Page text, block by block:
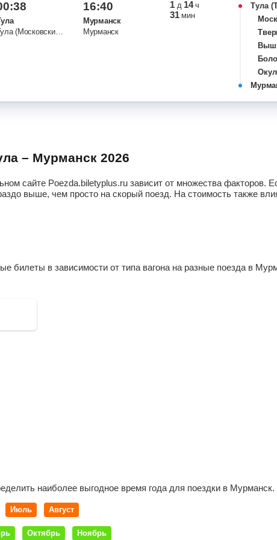
Тула (Московский вокзал)
16:40
Мурманск
Мурманск
1 д 14ч
31 мин
Тула
– Мурманск 2026
сайте Poezda.biletyplus.ru зависит от множества
выше, чем просто на скорый поезд. На стоимость также
билеты в зависимости от типа вагона на разные поезда в
наиболее выгодное время года для поездки в Мурманск.
Июль Август
Октябрь Ноябрь